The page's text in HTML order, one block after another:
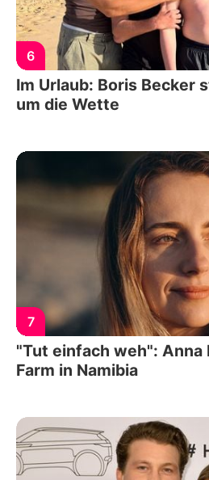
6
Im Urlaub: Boris Becker
um die Wette
7
"Tut einfach weh":
Farm in Namibia